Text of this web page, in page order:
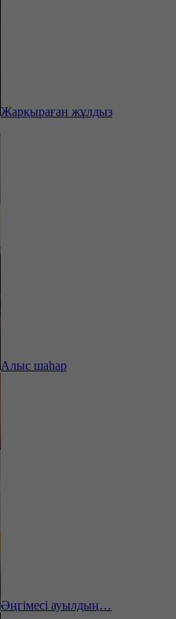
Жарқыраған жұлдыз
Алыс шаһар
Әңгімесі ауылдың…